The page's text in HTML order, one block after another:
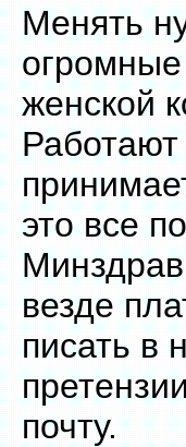
Менять
женской
Работают
это все
везде
писать в
почту.